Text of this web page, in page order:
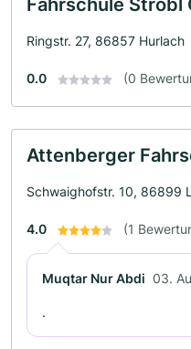
Fahrschule Strobl
Ringstr. 27, 86857 Hurlach
0.0 (0
Attenberger
Schwaighofstr. 10, 86899
4.0 (1
Muqtar Nur Abdi 03.
.